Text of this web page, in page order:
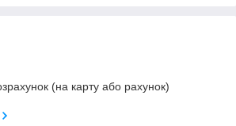
(на карту або рахунок)